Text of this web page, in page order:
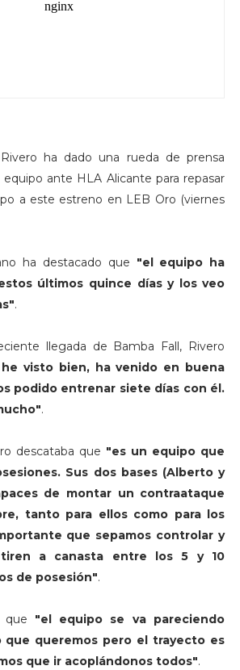
ha dado una rueda de prensa
ante HLA Alicante para repasar
a este estreno en LEB Oro (viernes
ha destacado que "el equipo ha
últimos quince días y los veo
.
llegada de Bamba Fall, Rivero
visto bien, ha venido en buena
podido entrenar siete días con él.
.
descataba que "es un equipo que
Sus dos bases (Alberto y
de montar un contraataque
tanto para ellos como para los
que sepamos controlar y
a canasta entre los 5 y 10
de posesión".
que "el equipo se va pareciendo
que queremos pero el trayecto es
que ir acoplándonos todos".